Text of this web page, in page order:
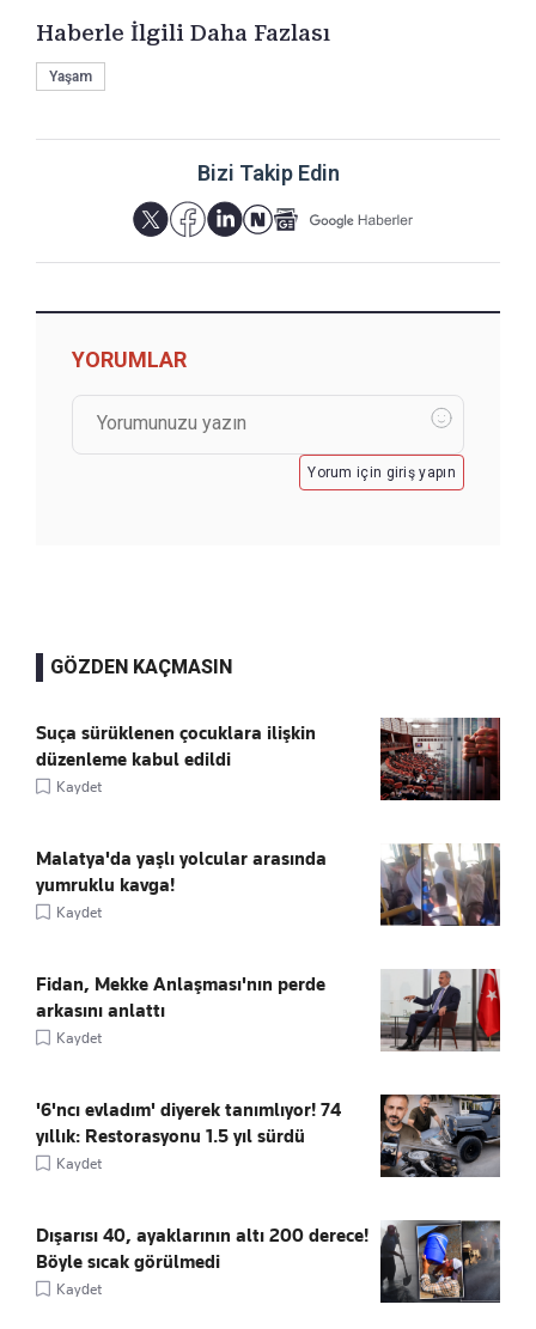
Haberle İlgili Daha Fazlası
Yaşam
Bizi Takip Edin
YORUMLAR
Yorum için giriş yapın
GÖZDEN KAÇMASIN
Suça sürüklenen çocuklara ilişkin
düzenleme kabul edildi
Kaydet
Malatya'da yaşlı yolcular arasında
yumruklu kavga!
Kaydet
Fidan, Mekke Anlaşması'nın perde
arkasını anlattı
Kaydet
'6'ncı evladım' diyerek tanımlıyor! 74
yıllık: Restorasyonu 1.5 yıl sürdü
Kaydet
Dışarısı 40, ayaklarının altı 200 derece!
Böyle sıcak görülmedi
Kaydet